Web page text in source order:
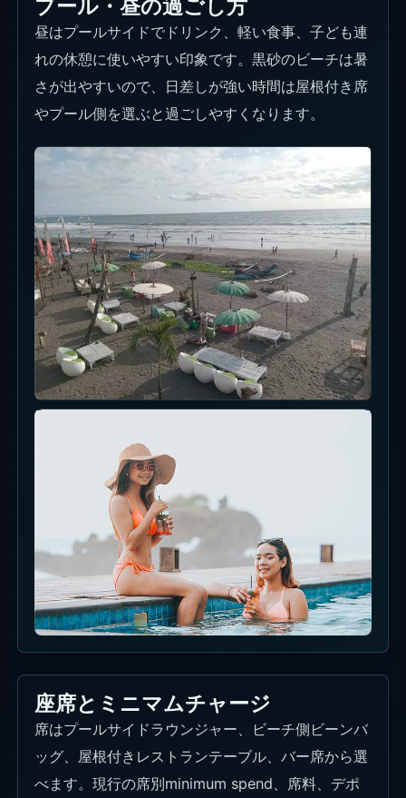
プール・昼の過ごし方
昼はプールサイドでドリンク、軽い食事、子ども連
れの休憩に使いやすい印象です。黒砂のビーチは暑
さが出やすいので、日差しが強い時間は屋根付き席
やプール側を選ぶと過ごしやすくなります。
座席とミニマムチャージ
席はプールサイドラウンジャー、ビーチ側ビーンバ
ッグ、屋根付きレストランテーブル、バー席から選
べます。現行の席別minimum spend、席料、デポ